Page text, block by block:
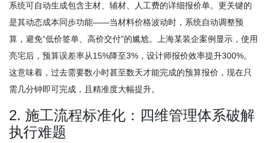
系统可自动生成包含主材、辅材、人工费的详细报价单。更关键的
是其动态成本同步功能——当材料价格波动时，系统自动调整预
算，避免“低价签单、高价交付”的尴尬。上海某装企案例显示，使用
亮宅后，预算误差率从15%降至3%，设计师报价效率提升300%。
这意味着，过去需要数小时甚至数天才能完成的预算报价，现在只
需几分钟即可完成，且精准度大幅提升。
2. 施工流程标准化：四维管理体系破解
执行难题